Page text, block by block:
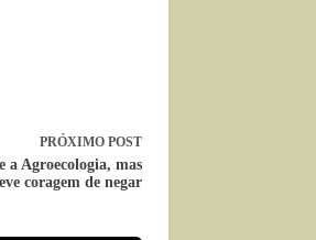
PRÓXIMO POST
a Agroecologia, mas
coragem de negar